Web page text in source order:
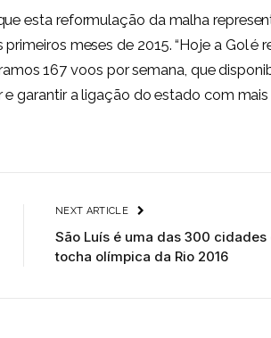
esta reformulação da malha
meses de 2015. “Hoje a Gol é
167 voos por semana, que
garantir a ligação do estado com mais
NEXT ARTICLE
São Luís é uma das 300
tocha olímpica da Rio 2016